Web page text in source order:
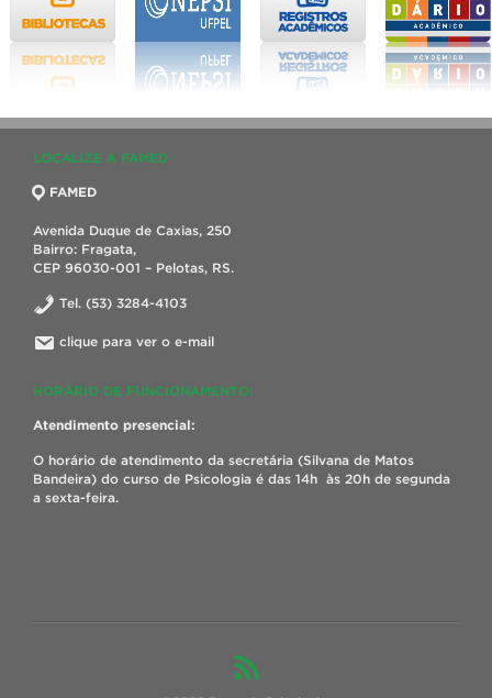
LOCALIZE A FAMED
FAMED
Avenida Duque de Caxias, 250
Bairro: Fragata,
CEP 96030-001 – Pelotas, RS.
Tel. (53) 3284-4103
clique para ver o e-mail
HORÁRIO DE FUNCIONAMENTO:
Atendimento presencial:
O horário de atendimento da secretária (Silvana de Matos
Bandeira) do curso de Psicologia é das 14h às 20h de segunda
a sexta-feira.